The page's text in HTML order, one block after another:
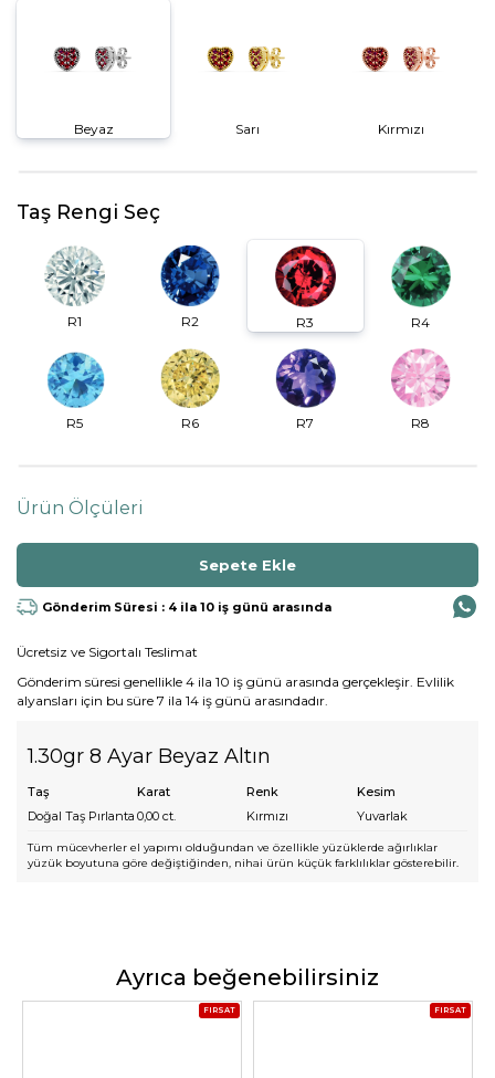
Beyaz Sarı Kırmızı
Taş Rengi Seç
R1 R2 R3 R4
R5 R6 R7 R8
Ürün Ölçüleri
Gönderim Süresi : 4 ila 10 iş günü arasında
Ücretsiz ve Sigortalı Teslimat
Gönderim süresi genellikle 4 ila 10 iş günü arasında gerçekleşir. Evlilik
alyansları için bu süre 7 ila 14 iş günü arasındadır.
1.30gr 8 Ayar Beyaz Altın
Taş Karat Renk
Kesim
Doğal Taş Pırlanta 0,00 ct. Kırmızı Yuvarlak
Tüm mücevherler el yapımı olduğundan ve özellikle yüzüklerde ağırlıklar
yüzük boyutuna göre değiştiğinden, nihai ürün küçük farklılıklar gösterebilir.
Ayrıca beğenebilirsiniz
FIRSAT FIRSAT